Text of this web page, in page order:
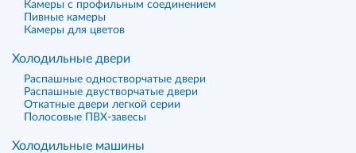
Камеры с профильным соединением
Пивные камеры
Камеры для цветов
Холодильные двери
Распашные одностворчатые двери
Распашные двустворчатые двери
Откатные двери легкой серии
Полосовые ПВХ-завесы
Холодильные машины